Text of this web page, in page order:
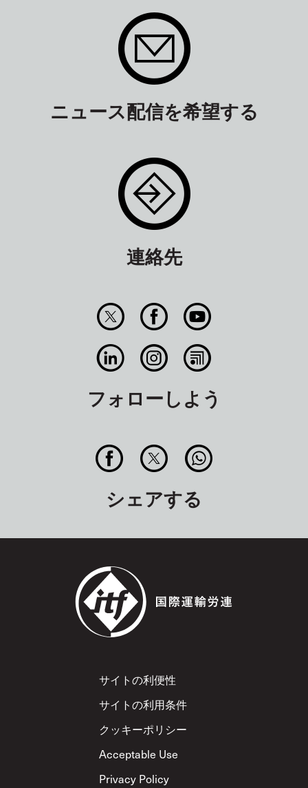
ニュース配信を希望する
連絡先
フォローしよう
シェアする
Footer
サイトの利便性
サイトの利用条件
クッキーポリシー
Acceptable Use
Privacy Policy